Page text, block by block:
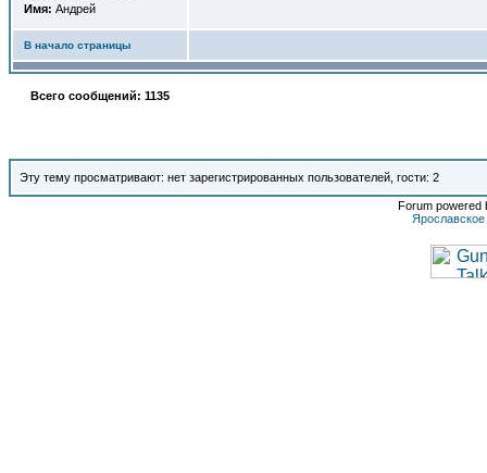
Имя: Андрей
В начало страницы
Всего сообщений: 1135
Эту тему просматривают: нет зарегистрированных пользователей, гости: 2
Forum powered